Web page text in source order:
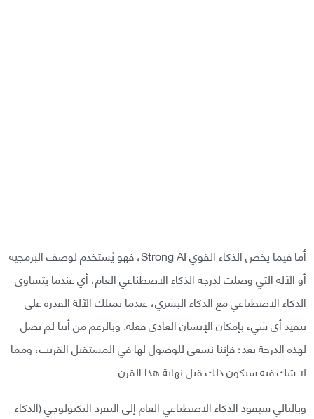
أما فيما يخص الذكاء القوي Strong AI، فهو يُستخدم لوصف البرمجية
أو الآلة التي وصلت لدرجة الذكاء الاصطناعي العام، أي عندما يتساوى
الذكاء الاصطناعي مع الذكاء البشري، عندما تمتلك الآلة القدرة على
تنفيذ أي شيء بإمكان الإنسان العادي فعله. وبالرغم من أننا لم نصل
لهذه الدرجة بعد؛ فإننا نسعى للوصول لها في المستقبل القريب، ومما
لا شك فيه سيكون ذلك قبل نهاية هذا القرن.
وبالتالي سيقود الذكاء الاصطناعي العام إلى التفرد التكنولوجي (الذكاء